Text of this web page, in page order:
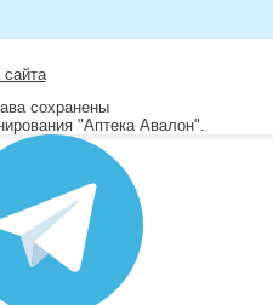
сайта
сохранены
"Аптека Авалон".